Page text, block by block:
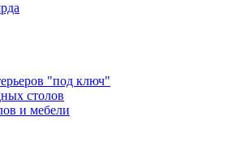
"под ключ"
столов
и мебели